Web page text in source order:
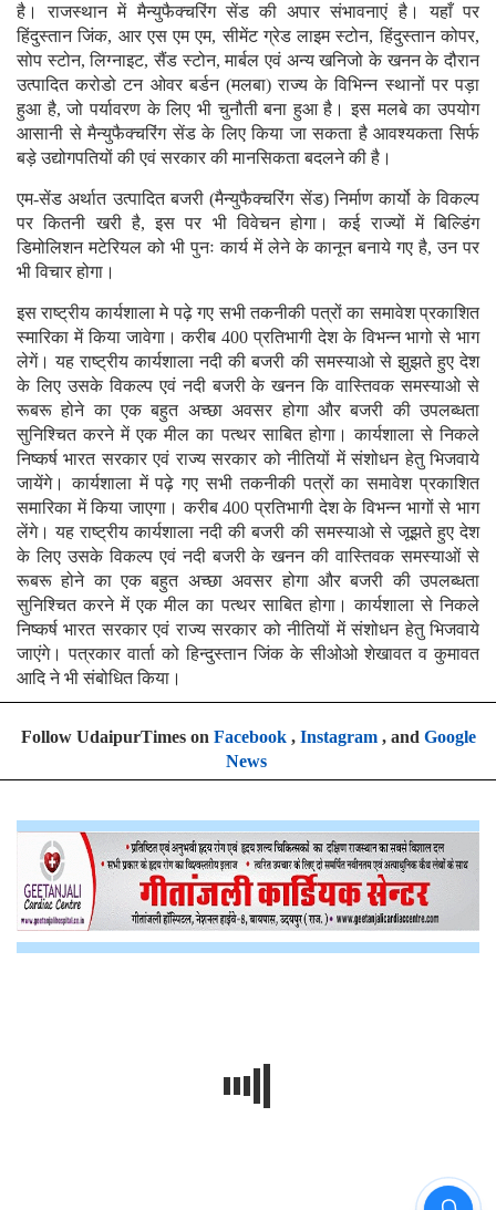
है। राजस्थान में मैन्युफैक्चरिंग सेंड की अपार संभावनाएं है। यहाँ पर
हिंदुस्तान जिंक, आर एस एम एम, सीमेंट ग्रेड लाइम स्टोन, हिंदुस्तान कोपर,
सोप स्टोन, लिग्नाइट, सैंड स्टोन, मार्बल एवं अन्य खनिजो के खनन के दौरान
उत्पादित करोडो टन ओवर बर्डन (मलबा) राज्य के विभिन्न स्थानों पर पड़ा
हुआ है, जो पर्यावरण के लिए भी चुनौती बना हुआ है। इस मलबे का उपयोग
आसानी से मैन्युफैक्चरिंग सेंड के लिए किया जा सकता है आवश्यकता सिर्फ
बड़े उद्योगपतियों की एवं सरकार की मानसिकता बदलने की है।
एम-सेंड अर्थात उत्पादित बजरी (मैन्युफैक्चरिंग सेंड) निर्माण कार्यो के विकल्प
पर कितनी खरी है, इस पर भी विवेचन होगा। कई राज्यों में बिल्डिंग
डिमोलिशन मटेरियल को भी पुनः कार्य में लेने के कानून बनाये गए है, उन पर
भी विचार होगा।
इस राष्ट्रीय कार्यशाला मे पढ़े गए सभी तकनीकी पत्रों का समावेश प्रकाशित
स्मारिका में किया जावेगा। करीब 400 प्रतिभागी देश के विभन्न भागो से भाग
लेगें। यह राष्ट्रीय कार्यशाला नदी की बजरी की समस्याओ से झुझते हुए देश
के लिए उसके विकल्प एवं नदी बजरी के खनन कि वास्तिवक समस्याओ से
रूबरू होने का एक बहुत अच्छा अवसर होगा और बजरी की उपलब्धता
सुनिश्चित करने में एक मील का पत्थर साबित होगा। कार्यशाला से निकले
निष्कर्ष भारत सरकार एवं राज्य सरकार को नीतियों में संशोधन हेतु भिजवाये
जायेंगे। कार्यशाला में पढ़े गए सभी तकनीकी पत्रों का समावेश प्रकाशित
समारिका में किया जाएगा। करीब 400 प्रतिभागी देश के विभन्न भागों से भाग
लेंगे। यह राष्ट्रीय कार्यशाला नदी की बजरी की समस्याओ से जूझते हुए देश
के लिए उसके विकल्प एवं नदी बजरी के खनन की वास्तिवक समस्याओं से
रूबरू होने का एक बहुत अच्छा अवसर होगा और बजरी की उपलब्धता
सुनिश्चित करने में एक मील का पत्थर साबित होगा। कार्यशाला से निकले
निष्कर्ष भारत सरकार एवं राज्य सरकार को नीतियों में संशोधन हेतु भिजवाये
जाएंगे। पत्रकार वार्ता को हिन्दुस्तान जिंक के सीओओ शेखावत व कुमावत
आदि ने भी संबोधित किया।
Follow UdaipurTimes on Facebook, Instagram, and Google
News